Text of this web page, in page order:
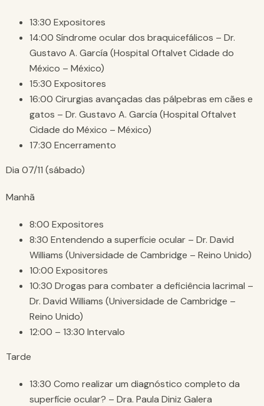
13:30 Expositores
14:00 Síndrome ocular dos braquicefálicos – Dr.
Gustavo A. García (Hospital Oftalvet Cidade do
México – México)
15:30 Expositores
16:00 Cirurgias avançadas das pálpebras em cães e
gatos – Dr. Gustavo A. García (Hospital Oftalvet
Cidade do México – México)
17:30 Encerramento
Dia 07/11 (sábado)
Manhã
8:00 Expositores
8:30 Entendendo a superfície ocular – Dr. David
Williams (Universidade de Cambridge – Reino Unido)
10:00 Expositores
10:30 Drogas para combater a deficiência lacrimal –
Dr. David Williams (Universidade de Cambridge –
Reino Unido)
12:00 – 13:30 Intervalo
Tarde
13:30 Como realizar um diagnóstico completo da
superfície ocular? – Dra. Paula Diniz Galera